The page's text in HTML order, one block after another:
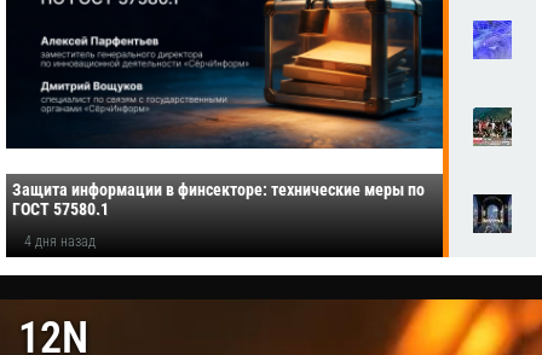
Защита информации в финсекторе: технические меры по
ГОСТ 57580.1
4 дня назад
12N